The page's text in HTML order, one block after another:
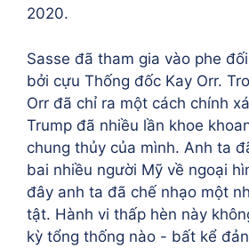
2020.
Sasse đã tham gia vào phe
bởi cựu Thống đốc Kay Orr.
Orr đã chỉ ra một cách chính
Trump đã nhiều lần khoe
chung thủy của mình. Anh ta
bai nhiều người Mỹ về ngoại
đây anh ta đã chế nhạo một
tật. Hành vi thấp hèn này
kỳ tổng thống nào - bất kể